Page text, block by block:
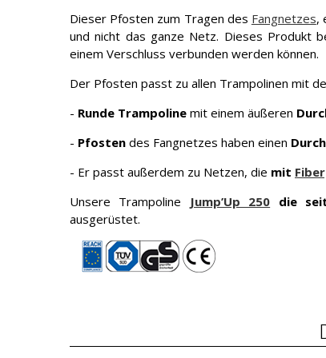
Dieser Pfosten zum Tragen des Fangnetzes,
und nicht das ganze Netz. Dieses Produkt
einem Verschluss verbunden werden können.
Der Pfosten passt zu allen Trampolinen mit
- Runde Trampoline mit einem äußeren
- Pfosten des Fangnetzes haben einen
- Er passt außerdem zu Netzen, die mit
Unsere Trampoline
Jump’Up 250 die
ausgerüstet.